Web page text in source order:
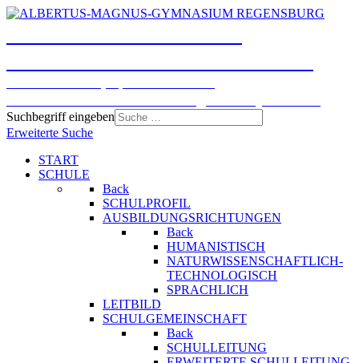
Suchbegriff eingeben
Erweiterte Suche
START
SCHULE
Back
SCHULPROFIL
AUSBILDUNGSRICHTUNGEN
Back
HUMANISTISCH
NATURWISSENSCHAFTLICH-
TECHNOLOGISCH
SPRACHLICH
LEITBILD
SCHULGEMEINSCHAFT
Back
SCHULLEITUNG